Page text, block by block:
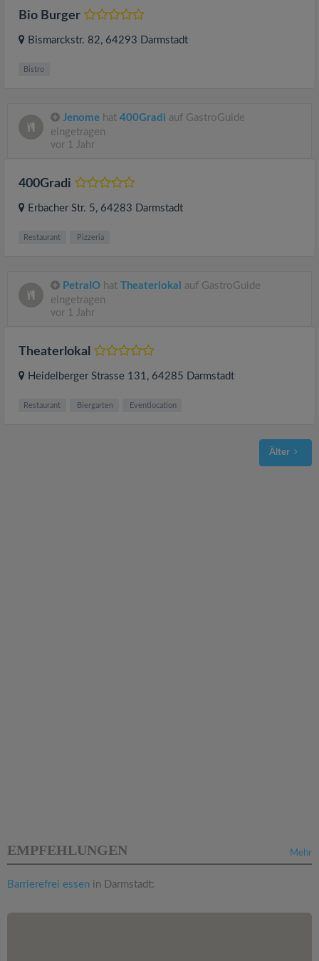
Bio Burger
Bismarckstr. 82, 64293 Darmstadt
Bistro
Jenome hat 400Gradi auf GastroGuide
eingetragen
vor 1 Jahr
400Gradi
Erbacher Str. 5, 64283 Darmstadt
Restaurant Pizzeria
PetraIO hat Theaterlokal
auf GastroGuide
eingetragen
vor 1 Jahr
Theaterlokal
Heidelberger Strasse 131, 64285 Darmstadt
Restaurant Biergarten Eventlocation
Älter
Mehr
EMPFEHLUNGEN
Barrierefrei essen in Darmstadt: